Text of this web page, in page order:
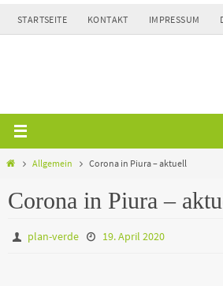
Zum
Inhalt
STARTSEITE KONTAKT IMPRESSUM
HomeAllgemein Corona in Piura – aktuell
Corona in Piura –
plan-verde 19. April 2020